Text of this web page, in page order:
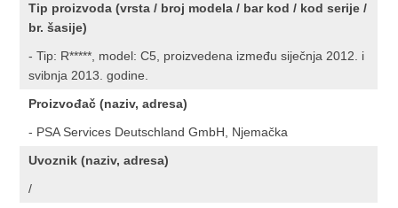
Tip proizvoda (vrsta / broj modela / bar kod / kod serije /
br. šasije)
- Tip: R*****, model: C5, proizvedena između siječnja 2012. i
svibnja 2013. godine.
Proizvođač (naziv, adresa)
- PSA Services Deutschland GmbH, Njemačka
Uvoznik (naziv, adresa)
/